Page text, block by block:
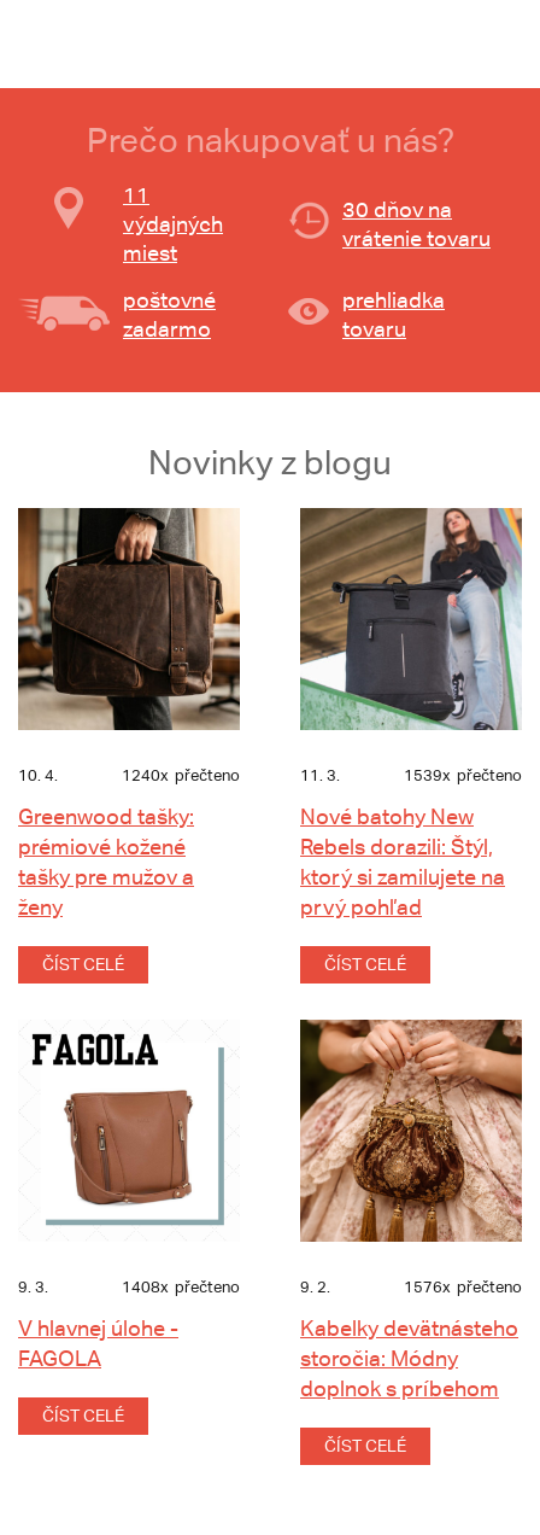
Prečo nakupovať u nás?
11
výdajných
miest
30 dňov na
vrátenie tovaru
poštovné
zadarmo
prehliadka
tovaru
Novinky z blogu
10. 4. 1240x přečteno
Greenwood tašky:
prémiové kožené
tašky pre mužov a
ženy
ČÍST CELÉ
11. 3. 1539x přečteno
Nové batohy New
Rebels dorazili: Štýl,
ktorý si zamilujete na
prvý pohľad
ČÍST CELÉ
9. 3. 1408x přečteno
V hlavnej úlohe -
FAGOLA
ČÍST CELÉ
9. 2. 1576x přečteno
Kabelky devätnásteho
storočia: Módny
doplnok s príbehom
ČÍST CELÉ